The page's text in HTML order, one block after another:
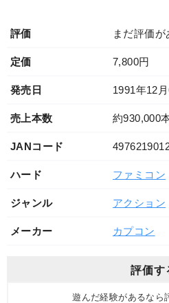
評価 まだ評価
定価 7,800円
発売日 1991年12
売上本数 約930,000
JANコード
ハード ファミコン
ジャンル アクション
メーカー カプコン
評価す
遊んだ経験があるなら